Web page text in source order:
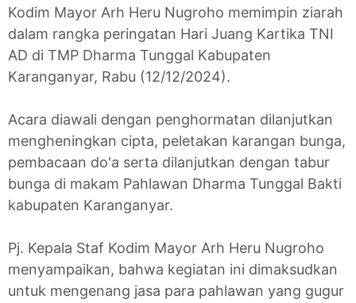
Kodim Mayor Arh Heru Nugroho memimpin ziarah
dalam rangka peringatan Hari Juang Kartika TNI
AD di TMP Dharma Tunggal Kabupaten
Karanganyar, Rabu (12/12/2024).
Acara diawali dengan penghormatan dilanjutkan
mengheningkan cipta, peletakan karangan bunga,
pembacaan do'a serta dilanjutkan dengan tabur
bunga di makam Pahlawan Dharma Tunggal Bakti
kabupaten Karanganyar.
Pj. Kepala Staf Kodim Mayor Arh Heru Nugroho
menyampaikan, bahwa kegiatan ini dimaksudkan
untuk mengenang jasa para pahlawan yang gugur